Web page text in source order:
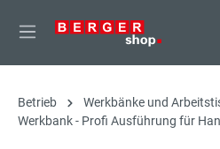
springen
Betrieb
Werkbänke und
Werkbank - Profi Ausführung für